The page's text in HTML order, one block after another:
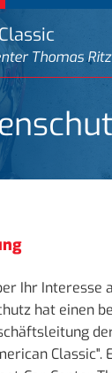
Thomas Ritz
Ihr Interesse
hat einen
Classic".